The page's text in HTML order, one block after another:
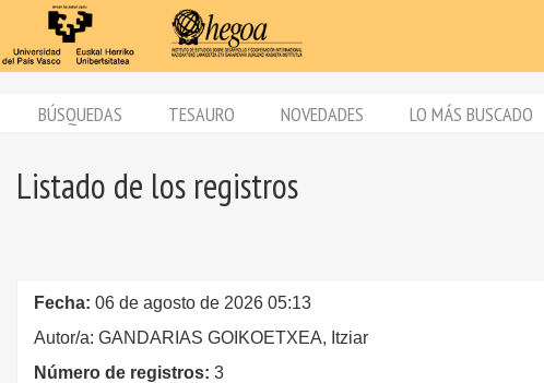
BÚSQUEDAS TESAURO NOVEDADES LO MÁS BUSCADO
Listado de los registros
Fecha: 06 de agosto de 2026 05:13
Autor/a: GANDARIAS GOIKOETXEA, Itziar
Número de registros: 3